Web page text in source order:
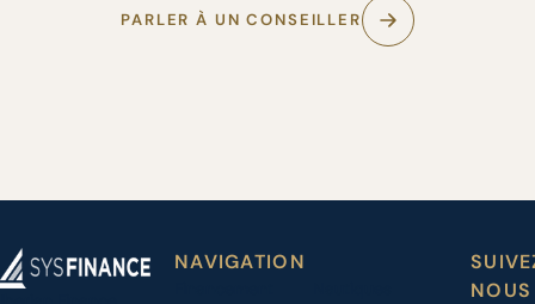
PARLER À UN CONSEILLER
NAVIGATION
NOUS